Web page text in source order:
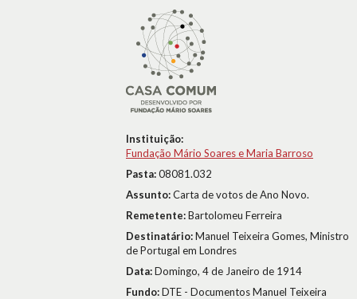
Instituição:
Fundação Mário Soares e Maria Barroso
Pasta:08081.032
Assunto:Carta de votos de Ano Novo.
Remetente:Bartolomeu Ferreira
Destinatário:Manuel Teixeira Gomes, Ministro
de Portugal em Londres
Data:Domingo, 4 de Janeiro de 1914
Fundo:DTE - Documentos Manuel Teixeira